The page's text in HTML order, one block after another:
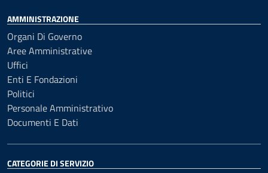
AMMINISTRAZIONE
Organi Di Governo
Aree Amministrative
Uffici
Enti E Fondazioni
Politici
Personale Amministrativo
Documenti E Dati
CATEGORIE DI SERVIZIO